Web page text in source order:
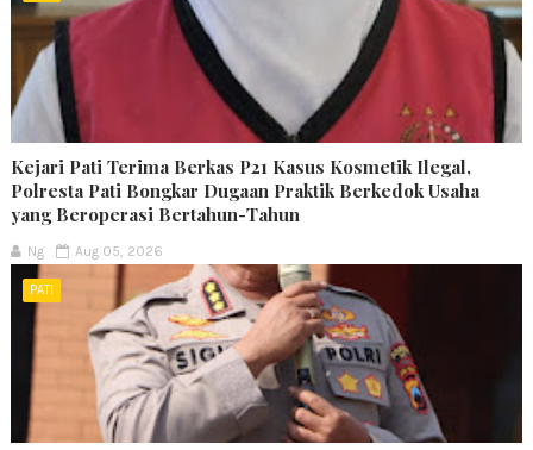
Kejari Pati Terima Berkas P21 Kasus Kosmetik Ilegal,
Polresta Pati Bongkar Dugaan Praktik Berkedok Usaha
yang Beroperasi Bertahun-Tahun
Ng Aug 05, 2026
PATI